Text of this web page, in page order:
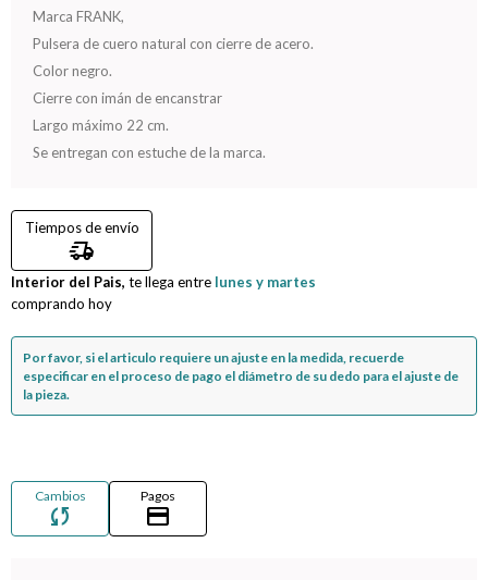
Marca FRANK,
Pulsera de cuero natural con cierre de acero.
Color negro.
Cierre con imán de encanstrar
Largo máximo 22 cm.
Se entregan con estuche de la marca.
Tiempos de envío
delivery_truck_speed
Interior del Pais, te llega entre lunes y martes
comprando hoy
Por favor, si el articulo requiere un ajuste en la medida, recuerde
especificar en el proceso de pago el diámetro de su dedo para el ajuste de
la pieza.
Cambios
sync
Pagos
credit_card
Nacimiento
San Valentín
Compromiso